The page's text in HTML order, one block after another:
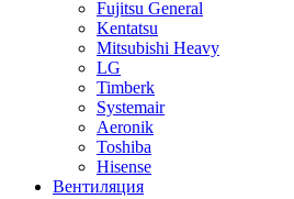
Fujitsu General
Kentatsu
Mitsubishi Heavy
LG
Timberk
Systemair
Aeronik
Toshiba
Hisense
Вентиляция